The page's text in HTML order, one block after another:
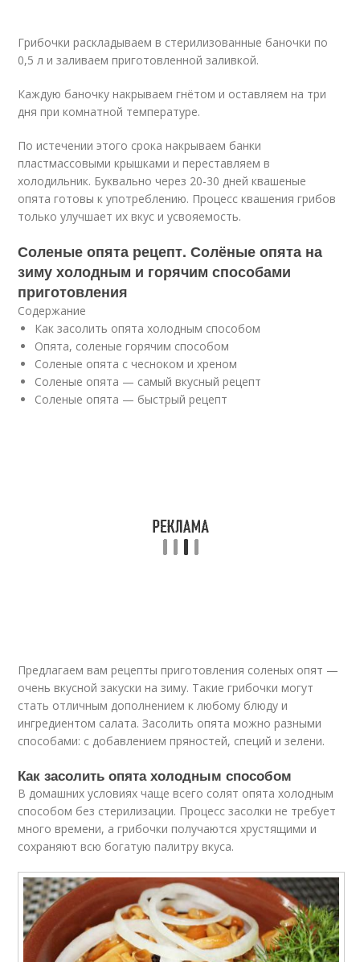
Грибочки раскладываем в стерилизованные баночки по
0,5 л и заливаем приготовленной заливкой.
Каждую баночку накрываем гнётом и оставляем на три
дня при комнатной температуре.
По истечении этого срока накрываем банки
пластмассовыми крышками и переставляем в
холодильник. Буквально через 20-30 дней квашеные
опята готовы к употреблению. Процесс квашения грибов
только улучшает их вкус и усвояемость.
Соленые опята рецепт. Солёные опята на
зиму холодным и горячим способами
приготовления
Содержание
Как засолить опята холодным способом
Опята, соленые горячим способом
Соленые опята с чесноком и хреном
Соленые опята — самый вкусный рецепт
Соленые опята — быстрый рецепт
Предлагаем вам рецепты приготовления соленых опят —
очень вкусной закуски на зиму. Такие грибочки могут
стать отличным дополнением к любому блюду и
ингредиентом салата. Засолить опята можно разными
способами: с добавлением пряностей, специй и зелени.
Как засолить опята холодным способом
В домашних условиях чаще всего солят опята холодным
способом без стерилизации. Процесс засолки не требует
много времени, а грибочки получаются хрустящими и
сохраняют всю богатую палитру вкуса.